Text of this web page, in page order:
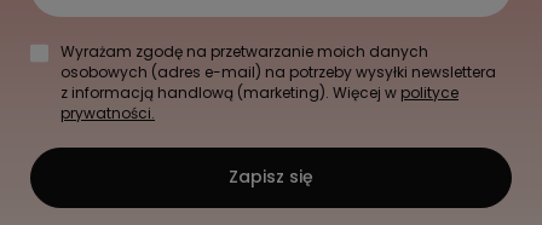
Wyrażam zgodę na przetwarzanie moich danych
osobowych (adres e-mail) na potrzeby wysyłki newslettera
z informacją handlową (marketing). Więcej w polityce
prywatności.
Zapisz się